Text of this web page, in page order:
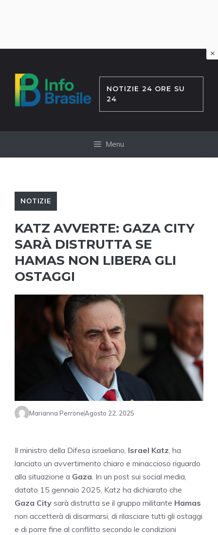
contenuto
NOTIZIE 24 ORE SU
24
Menu
NOTIZIE
KATZ AVVERTE: GAZA CITY
SARÀ DISTRUTTA SE
HAMAS NON LIBERA GLI
OSTAGGI
Marianna PerroneAgosto 22, 2025
Il ministro della Difesa israeliano, Israel Katz, ha
lanciato un avvertimento chiaro e minaccioso riguardo
alla situazione a Gaza. In un post sui social media,
datato 15 gennaio 2025, Katz ha dichiarato che
Gaza City sarà distrutta se il gruppo militante Hamas
non accetterà di disarmarsi, di rilasciare tutti gli ostaggi
e di porre fine al conflitto secondo le condizioni
×